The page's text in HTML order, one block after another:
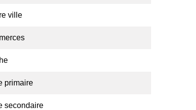
ville
primaire
secondaire